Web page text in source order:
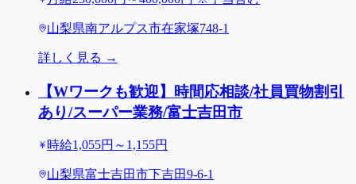
山梨県南アルプス市在家塚748-1
詳しく見る →
【Wワークも歓迎】時間応相談/社員買物割引
あり/スーパー業務/富士吉田市
時給1,055円～1,155円
山梨県富士吉田市下吉田9-6-1